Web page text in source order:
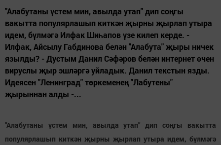
"Алабутаны үстем мин, авылда утап" дип соңгы
вакытта популярлашып киткән җырны җырлап утыра
идем, бүлмәгә Илфак Шиһапов үзе килеп керде. -
Илфак, Айсылу Габдинова белән "Алабута" җыры ничек
язылды? - Дустым Данил Сәфәров белән интернет өчен
вируслы җыр эшләргә уйладык. Данил текстын язды.
Идеясен "Ленинград" төркеменең "Лабутены"
җырыннан алды -...
"Алабутаны үстем мин, авылда утап" дип соңгы вакытта
популярлашып киткән җырны җырлап утыра идем, бүлмәгә